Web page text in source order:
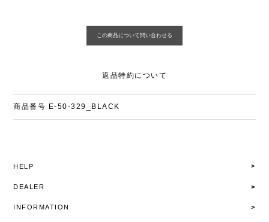
返品特約について
商品番号 E-50-329_BLACK
HELP
DEALER
INFORMATION